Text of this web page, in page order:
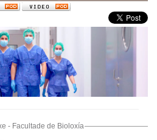
- Facultade de Bioloxía